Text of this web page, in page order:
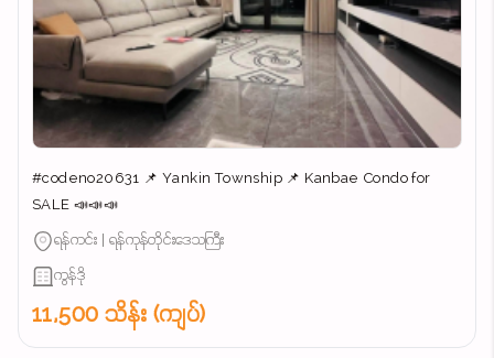
#codeno20631 📌 Yankin Township 📌 Kanbae Condo for
SALE 📣📣📣
ရန်ကင်း | ရန်ကုန်တိုင်းဒေသကြီး
ကွန်ဒို
11,500 သိန်း (ကျပ်)